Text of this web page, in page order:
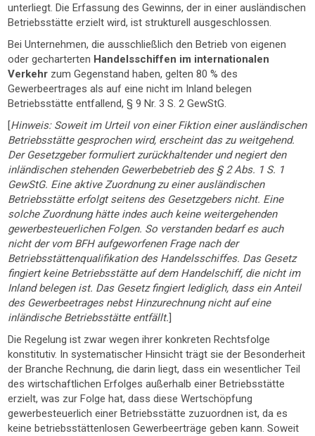
unterliegt. Die Erfassung des Gewinns, der in einer ausländischen
Betriebsstätte erzielt wird, ist strukturell ausgeschlossen.
Bei Unternehmen, die ausschließlich den Betrieb von eigenen
oder gecharterten Handelsschiffen im internationalen
Verkehr zum Gegenstand haben, gelten 80 % des
Gewerbeertrages als auf eine nicht im Inland belegen
Betriebsstätte entfallend, § 9 Nr. 3 S. 2 GewStG.
[Hinweis: Soweit im Urteil von einer Fiktion einer ausländischen
Betriebsstätte gesprochen wird, erscheint das zu weitgehend.
Der Gesetzgeber formuliert zurückhaltender und negiert den
inländischen stehenden Gewerbebetrieb des § 2 Abs. 1 S. 1
GewStG. Eine aktive Zuordnung zu einer ausländischen
Betriebsstätte erfolgt seitens des Gesetzgebers nicht. Eine
solche Zuordnung hätte indes auch keine weitergehenden
gewerbesteuerlichen Folgen. So verstanden bedarf es auch
nicht der vom BFH aufgeworfenen Frage nach der
Betriebsstättenqualifikation des Handelsschiffes. Das Gesetz
fingiert keine Betriebsstätte auf dem Handelschiff, die nicht im
Inland belegen ist. Das Gesetz fingiert lediglich, dass ein Anteil
des Gewerbeetrages nebst Hinzurechnung nicht auf eine
inländische Betriebsstätte entfällt.]
Die Regelung ist zwar wegen ihrer konkreten Rechtsfolge
konstitutiv. In systematischer Hinsicht trägt sie der Besonderheit
der Branche Rechnung, die darin liegt, dass ein wesentlicher Teil
des wirtschaftlichen Erfolges außerhalb einer Betriebsstätte
erzielt, was zur Folge hat, dass diese Wertschöpfung
gewerbesteuerlich einer Betriebsstätte zuzuordnen ist, da es
keine betriebsstättenlosen Gewerbeerträge geben kann. Soweit